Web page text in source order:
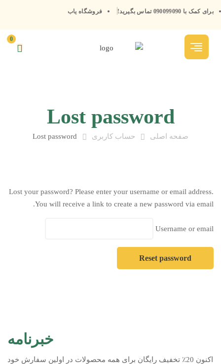
برای کمک با 090099090 تماس بگیرید! فروشگاه یاب
0
Lost password
صفحه اصلی حساب کاربری Lost password
Lost your password? Please enter your username or email address.
You will receive a link to create a new password via email.
Username or email
Reset password
خبرنامه
اکنون 20٪ تخفیف رایگان برای همه محصولات در اولین سفارش خود